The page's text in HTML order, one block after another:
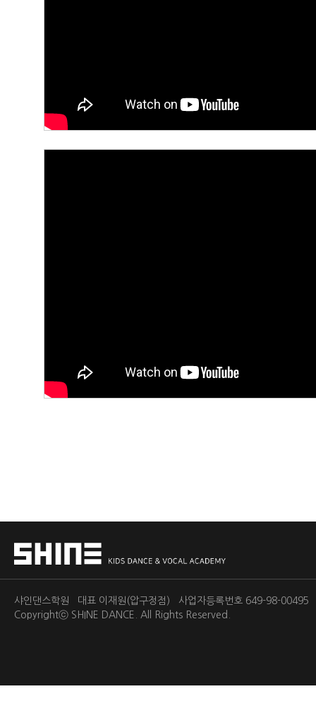
샤인댄스학원 대표 이재원(압구정점) 사업자등록번호 649-98-
Copyrightⓒ SHINE DANCE. All Rights Reserved.